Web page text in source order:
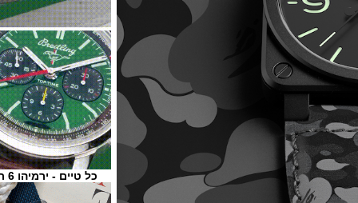
כל טיים - ירמיהו 6 ת"א